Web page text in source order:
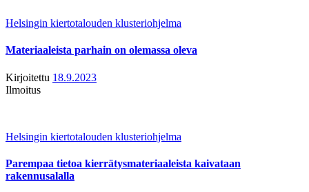
Helsingin kiertotalouden klusteriohjelma
Materiaaleista parhain on olemassa oleva
Kirjoitettu 18.9.2023
Ilmoitus
Helsingin kiertotalouden klusteriohjelma
Parempaa tietoa kierrätysmateriaaleista kaivataan
rakennusalalla